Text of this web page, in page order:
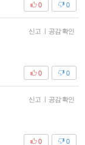
0
0
신고 | 공감 확인
0
0
신고 | 공감 확인
0
0